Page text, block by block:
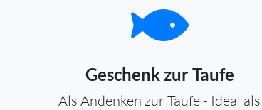
Geschenk zur Taufe
Als Andenken zur Taufe - Ideal als